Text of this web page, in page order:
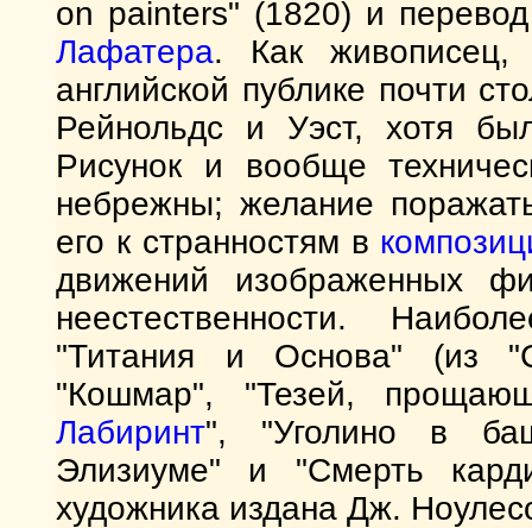
on painters" (1820) и
Лафатера. Как
английской публике почти
Рейнольдс и Уэст, хотя
Рисунок и вообще
небрежны; желание
его к странностям в
движений изображенных
неестественности.
"Титания и Основа" (из
"Кошмар", "Тезей,
Лабиринт", "Уголино в
Элизиуме" и "Смерть
художника издана Дж.